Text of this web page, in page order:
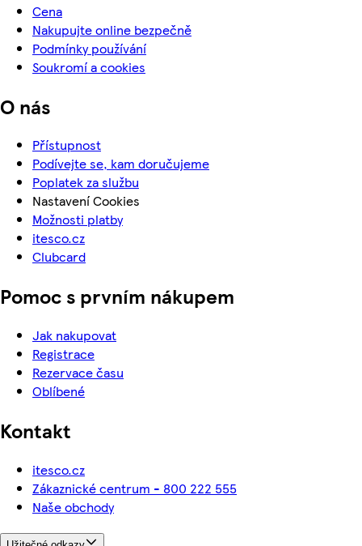
Cena
Nakupujte online bezpečně
Podmínky používání
Soukromí a cookies
O nás
Přístupnost
Podívejte se, kam doručujeme
Poplatek za službu
Nastavení Cookies
Možnosti platby
itesco.cz
Clubcard
Pomoc s prvním nákupem
Jak nakupovat
Registrace
Rezervace času
Oblíbené
Kontakt
itesco.cz
Zákaznické centrum - 800 222 555
Naše obchody